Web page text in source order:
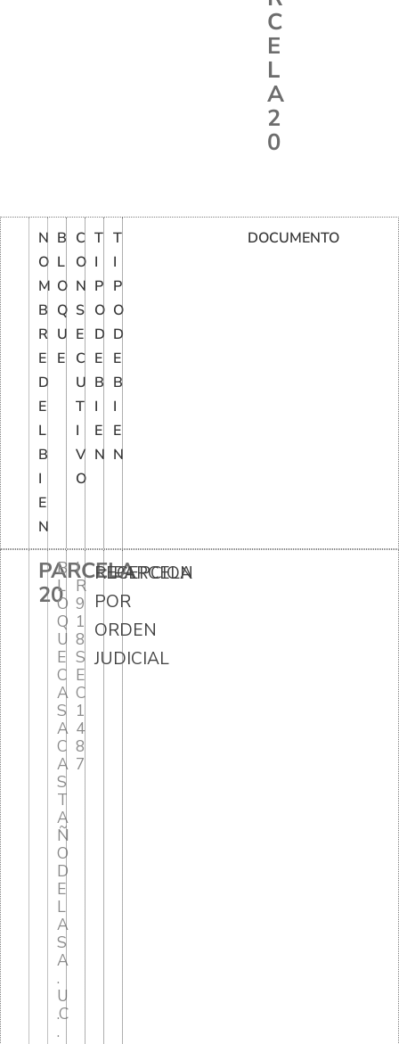
C
E
L
A
2
0
N
O
M
B
R
E
D
E
L
B
I
E
N
B
L
O
Q
U
E
C
O
N
S
E
C
U
T
I
V
O
T
I
P
O
D
E
B
I
E
N
T
I
P
O
D
E
B
I
E
N
DOCUMENTO
PARCELA
20
B
L
O
Q
U
E
C
A
S
A
C
A
S
T
A
Ñ
O
D
E
L
A
S
A
.
U
.C
.
I
R
9
1
8
S
E
C
1
4
8
7
RECEPCION
POR
ORDEN
JUDICIAL
PARCELA